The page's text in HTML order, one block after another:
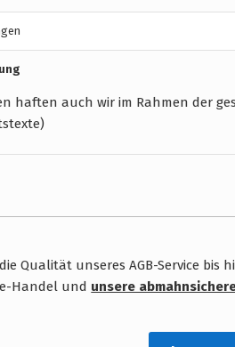
haften auch wir im Rahmen der
Qualität unseres AGB-Service bis
Handel und unsere